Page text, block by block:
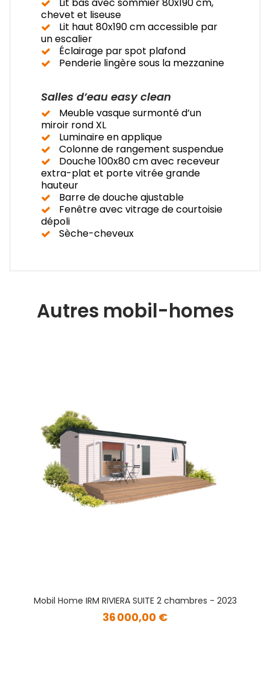
Lit bas avec sommier 80x190 cm,
chevet et liseuse
Lit haut 80x190 cm accessible par
un escalier
Éclairage par spot plafond
Penderie lingère sous la mezzanine
Salles d’eau easy clean
Meuble vasque surmonté d’un
miroir rond XL
Luminaire en applique
Colonne de rangement suspendue
Douche 100x80 cm avec receveur
extra-plat et porte vitrée grande
hauteur
Barre de douche ajustable
Fenêtre avec vitrage de courtoisie
dépoli
Sèche-cheveux
Autres mobil-homes
Mobil Home IRM RIVIERA SUITE 2 chambres - 2023
36 000,00 €